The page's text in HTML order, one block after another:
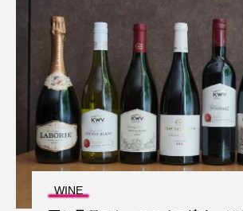
WINE